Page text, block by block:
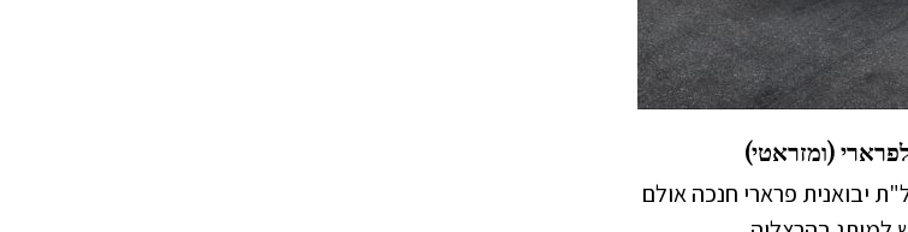
(ומזראטי)
יבואנית פרארי חנכה אולם